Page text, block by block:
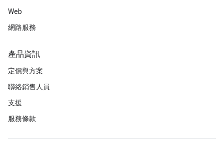
Web
網路服務
產品資訊
定價與方案
聯絡銷售人員
支援
服務條款